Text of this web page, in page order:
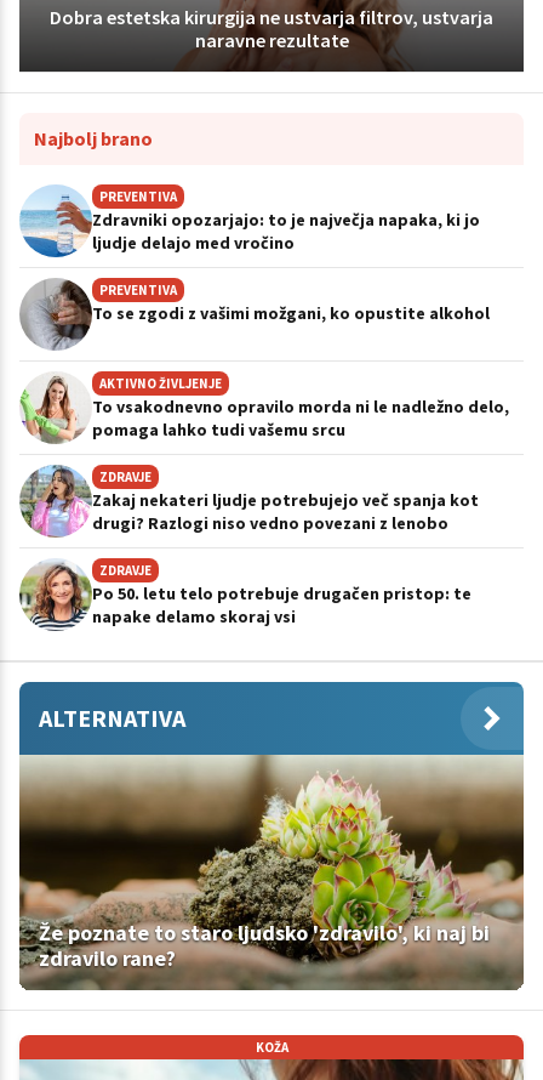
Dobra estetska kirurgija ne ustvarja filtrov, ustvarja
naravne rezultate
Najbolj brano
PREVENTIVA
Zdravniki opozarjajo: to je največja napaka, ki jo
ljudje delajo med vročino
PREVENTIVA
To se zgodi z vašimi možgani, ko opustite alkohol
AKTIVNO ŽIVLJENJE
To vsakodnevno opravilo morda ni le nadležno delo,
pomaga lahko tudi vašemu srcu
ZDRAVJE
Zakaj nekateri ljudje potrebujejo več spanja kot
drugi? Razlogi niso vedno povezani z lenobo
ZDRAVJE
Po 50. letu telo potrebuje drugačen pristop: te
napake delamo skoraj vsi
ALTERNATIVA
Že poznate to staro ljudsko 'zdravilo', ki naj bi
zdravilo rane?
KOŽA